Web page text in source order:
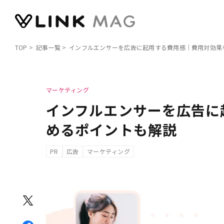
TOP 記事一覧 インフルエンサーを広告に起用する費用感｜費用対効
マーケティング
インフルエンサーを広告
めるポイントも解説
PR 広告 マーケティング